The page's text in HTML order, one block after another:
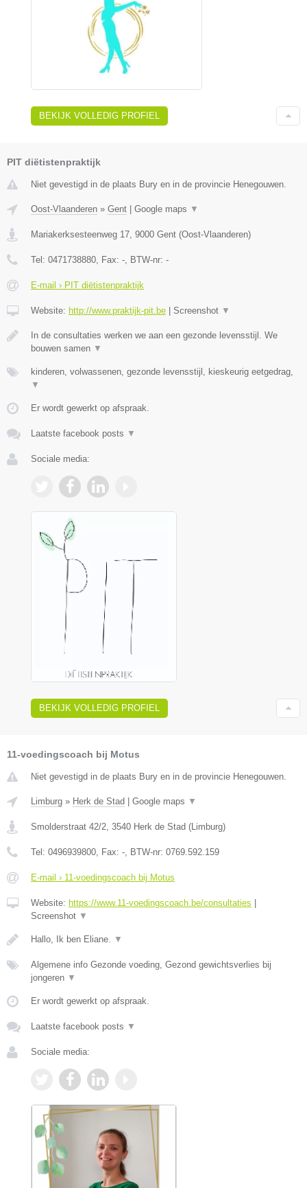
BEKIJK VOLLEDIG PROFIEL
PIT diëtistenpraktijk
Niet gevestigd in de plaats Bury en in de provincie Henegouwen.
Oost-Vlaanderen » Gent | Google maps ▼
Mariakerksesteenweg 17 9000 Gent (Oost-Vlaanderen)
Tel: 0471738880 , Fax: - , BTW-nr: -
E-mail › PIT diëtistenpraktijk
Website: http://www.praktijk-pit.be | Screenshot ▼
In de consultaties werken we aan een gezonde levensstijl. We
bouwen samen ▼
kinderen, volwassenen, gezonde levensstijl, kieskeurig eetgedrag,
▼
Er wordt gewerkt op afspraak.
Laatste facebook posts ▼
Sociale media:
BEKIJK VOLLEDIG PROFIEL
11-voedingscoach bij Motus
Niet gevestigd in de plaats Bury en in de provincie Henegouwen.
Limburg » Herk de Stad Google maps ▼
Smolderstraat 42/2, 3540 Herk de Stad (Limburg)
Tel: 0496939800, Fax: -, BTW-nr: 0769.592.159
E-mail › 11-voedingscoach bij Motus
Website: https://www.11-voedingscoach.be/consultaties
Screenshot ▼
Hallo, Ik ben Eliane. ▼
Algemene info Gezonde voeding, Gezond gewichtsverlies bij
jongeren ▼
Er wordt gewerkt op afspraak.
Laatste facebook posts ▼
Sociale media: